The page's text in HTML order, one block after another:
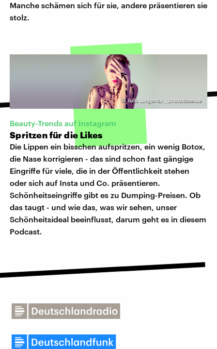
Manche schämen sich für sie, andere präsentieren sie
stolz.
©Julia Lingertat | photocase.de
Beauty-Trends auf Instagram
Spritzen für die Likes
Die Lippen ein bisschen aufspritzen, ein wenig Botox,
die Nase korrigieren - das sind schon fast gängige
Eingriffe für viele, die in der Öffentlichkeit stehen
oder sich auf Insta und Co. präsentieren.
Schönheitseingriffe gibt es zu Dumping-Preisen. Ob
das taugt - und wie das, was wir sehen, unser
Schönheitsideal beeinflusst, darum geht es in diesem
Podcast.